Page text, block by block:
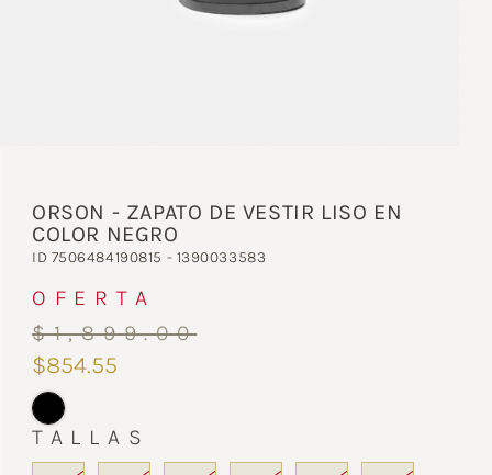
ORSON - ZAPATO DE VESTIR LISO EN
COLOR NEGRO
ID 7506484190815 - 1390033583
TALLAS
OFERTA
$1,899.00
$854.55